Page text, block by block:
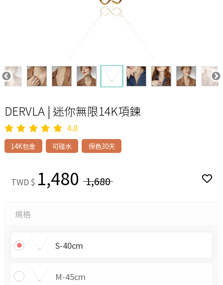
DERVLA | 迷你無限14K項鍊
4.8
14K包金 可碰水 保色30天
TWD $ 1,480 1,680
規格
S-40cm
M-45cm